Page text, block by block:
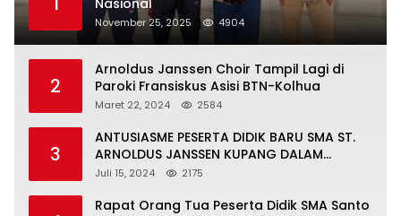
Nasional
November 25, 2025 4904
2
Arnoldus Janssen Choir Tampil Lagi di
Paroki Fransiskus Asisi BTN-Kolhua
Maret 22, 2024 2584
3
ANTUSIASME PESERTA DIDIK BARU SMA ST.
ARNOLDUS JANSSEN KUPANG DALAM
MENGIKUTI MPLS HARI PERTAMA
Juli 15, 2024 2175
Rapat Orang Tua Peserta Didik SMA Santo